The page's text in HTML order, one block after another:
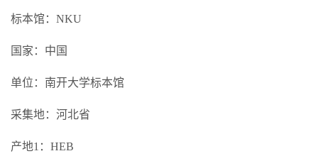
标本馆：NKU
国家：中国
单位：南开大学标本馆
采集地：河北省
产地1：HEB